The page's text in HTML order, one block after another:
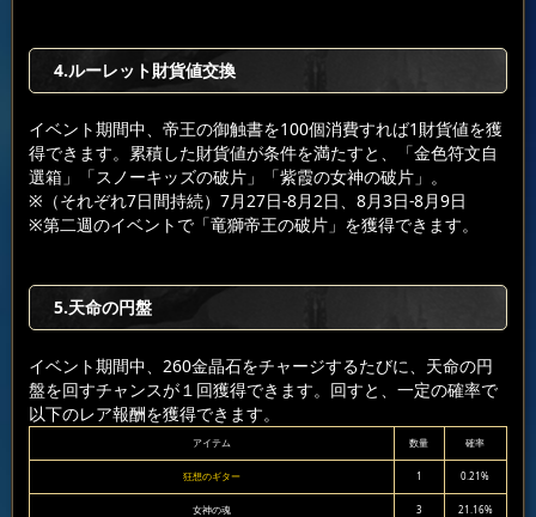
4.ルーレット財貨値交換
イベント期間中、帝王の御触書を100個消費すれば1財貨値を獲
得できます。累積した財貨値が条件を満たすと、「金色符文自
選箱」「スノーキッズの破片」「紫霞の女神の破片」。
※（それぞれ7日間持続）7月27日-8月2日、8月3日-8月9日
※第二週のイベントで「竜獅帝王の破片」を獲得できます。
5.天命の円盤
イベント期間中、260金晶石をチャージするたびに、天命の円
盤を回すチャンスが１回獲得できます。回すと、一定の確率で
以下のレア報酬を獲得できます。
アイテム 数量 確率
狂想のギター 1 0.21%
女神の魂 3 21.16%